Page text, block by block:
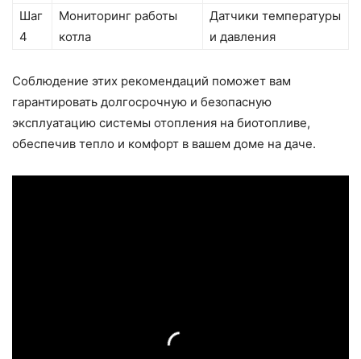
Шаг
4
Мониторинг работы
котла
Датчики температуры
и давления
Соблюдение этих рекомендаций поможет вам
гарантировать долгосрочную и безопасную
эксплуатацию системы отопления на биотопливе,
обеспечив тепло и комфорт в вашем доме на даче.